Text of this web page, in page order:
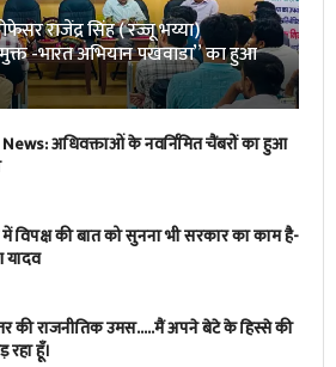
राजेंद्र सिंह ( रज्जू भय्या)
मुक्त -भारत अभियान पखवाडा” का हुआ
अधिवक्ताओं के नवर्निमित चैंबरों का हुआ
विपक्ष की बात को सुनना भी सरकार का काम है-
की राजनीतिक उमस…..मैं अपने बेटे के हिस्से की
रहा हूँ।